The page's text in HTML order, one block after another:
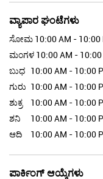
ವ್ಯಾಪಾರ ಘಂಟೆಗಳು
ಸೋಮ 10:00 AM - 10:00
ಮಂಗಳ 10:00 AM - 10:00
ಬುಧ 10:00 AM - 10:00
ಗುರು 10:00 AM - 10:00
ಶುಕ್ರ
10:00 AM - 10:00
ಶನಿ
10:00 AM - 10:00
ಆದಿ
10:00 AM - 10:00
ಪಾರ್ಕಿಂಗ್ ಆಯ್ಕೆಗಳು